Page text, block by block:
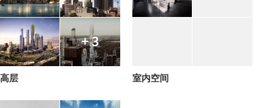
+ 3
高层 室内空间